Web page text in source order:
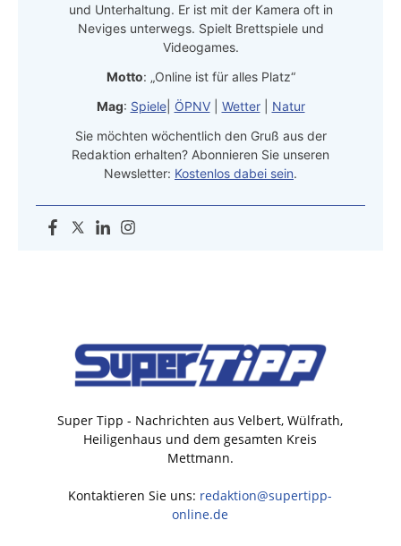
und Unterhaltung. Er ist mit der Kamera oft in
Neviges unterwegs. Spielt Brettspiele und
Videogames.
Motto: „Online ist für alles Platz“
Mag: Spiele| ÖPNV| Wetter| Natur
Sie möchten wöchentlich den Gruß aus der
Redaktion erhalten? Abonnieren Sie unseren
Newsletter: Kostenlos dabei sein.
Super Tipp - Nachrichten aus Velbert, Wülfrath,
Heiligenhaus und dem gesamten Kreis
Mettmann.
Kontaktieren Sie uns: redaktion@supertipp-
online.de